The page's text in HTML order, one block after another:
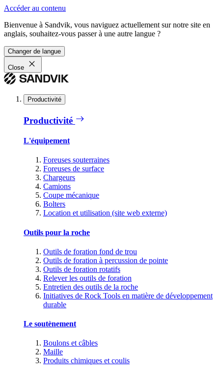
Accéder au contenu
Bienvenue à Sandvik, vous naviguez actuellement sur notre site en
anglais, souhaitez-vous passer à une autre langue ?
Changer de langue
Close
Productivité
Productivité
L'équipement
Foreuses souterraines
Foreuses de surface
Chargeurs
Camions
Coupe mécanique
Bolters
Location et utilisation (site web externe)
Outils pour la roche
Outils de foration fond de trou
Outils de foration à percussion de pointe
Outils de foration rotatifs
Relever les outils de foration
Entretien des outils de la roche
Initiatives de Rock Tools en matière de développement
durable
Le soutènement
Boulons et câbles
Maille
Produits chimiques et coulis